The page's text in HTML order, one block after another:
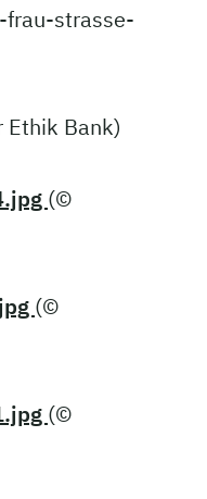
strasse-
Bank)
(©
(©
(©